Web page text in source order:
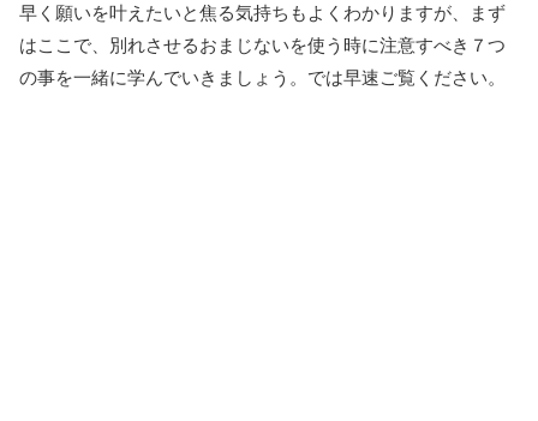
早く願いを叶えたいと焦る気持ちもよくわかりますが、まず
はここで、別れさせるおまじないを使う時に注意すべき７つ
の事を一緒に学んでいきましょう。では早速ご覧ください。